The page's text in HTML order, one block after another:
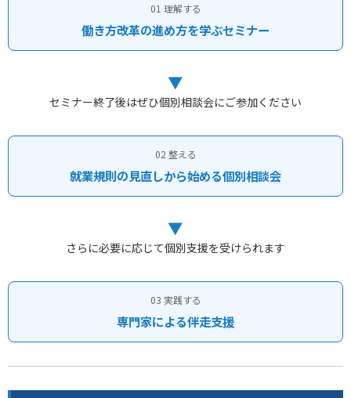
01 理解する
働き方改革の進め方を学ぶセミナー
▼
セミナー終了後はぜひ個別相談会にご参加ください
02 整える
就業規則の見直しから始める個別相談会
▼
さらに必要に応じて個別支援を受けられます
03 実践する
専門家による伴走支援